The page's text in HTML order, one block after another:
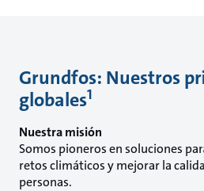
Grundfos: Nuestros
globales1
Nuestra misión
Somos pioneros en soluciones
retos climáticos y mejorar la
personas.